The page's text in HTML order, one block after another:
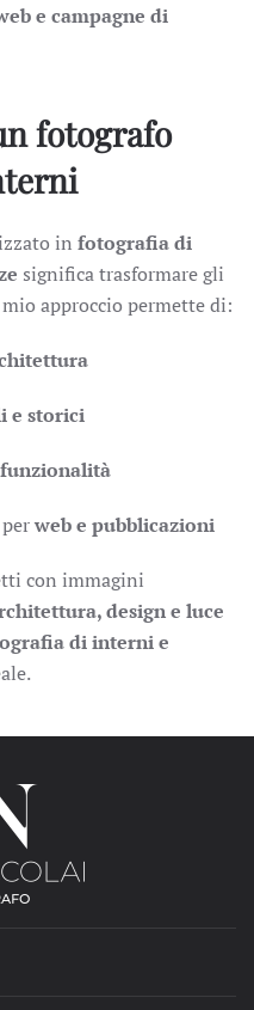
e campagne di
fotografo
in fotografia di
significa trasformare gli
approccio permette di:
e storici
web e pubblicazioni
con immagini
designe luce
di interni e